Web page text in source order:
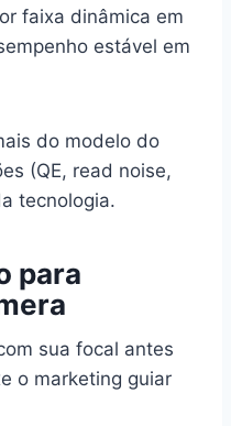
faixa dinâmica em
estável em
do modelo do
(QE, read noise,
tecnologia.
para
sua focal antes
o marketing guiar